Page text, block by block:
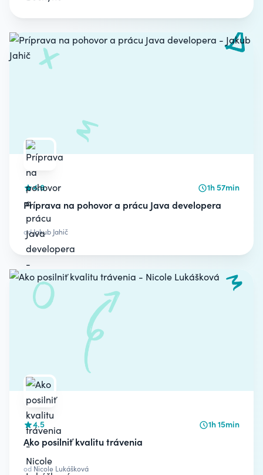
4.8 1h 57min
Príprava na pohovor a prácu Java developera
odJakub Jahič
4.5 1h 15min
Ako posilniť kvalitu trávenia
od Nicole Lukášková